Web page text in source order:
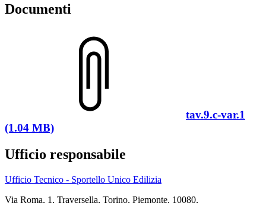
Documenti
tav.9.c-var.1
(1.04 MB)
Ufficio responsabile
Ufficio Tecnico - Sportello Unico Edilizia
Via Roma, 1, Traversella, Torino, Piemonte, 10080,